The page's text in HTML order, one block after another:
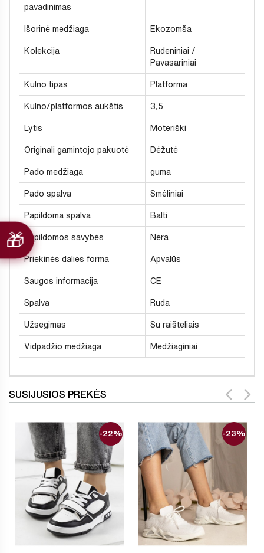
pavadinimas
Išorinė medžiaga Ekozomša
Kolekcija
Rudeniniai /
Pavasariniai
Kulno tipas Platforma
Kulno/platformos aukštis 3,5
Lytis Moteriški
Originali gamintojo pakuotė Dėžutė
Pado medžiaga guma
Pado spalva Smėliniai
Papildoma spalva Balti
Papildomos savybės Nėra
Priekinės dalies forma Apvalūs
Saugos informacija CE
Spalva Ruda
Užsegimas Su raišteliais
Vidpadžio medžiaga Medžiaginiai
SUSIJUSIOS PREKĖS
-22% -23%